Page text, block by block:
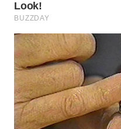
WN
INDRAMAYU
WN
KUNINGAN
WN
MAJALENGKA